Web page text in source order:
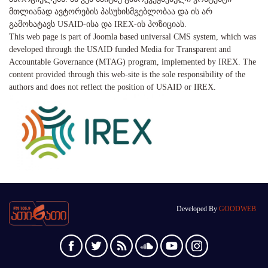
მთლიანად ავტორების პასუხისმგებლობაა და ის არ
გამოხატავს USAID-ისა და IREX-ის პოზიციას.
This web page is part of Joomla based universal CMS system, which was
developed through the USAID funded Media for Transparent and
Accountable Governance (MTAG) program, implemented by IREX. The
content provided through this web-site is the sole responsibility of the
authors and does not reflect the position of USAID or IREX.
Developed By GOODWEB